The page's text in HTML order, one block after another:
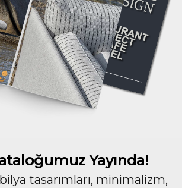
Yayında!
tasarımları, minimalizm,